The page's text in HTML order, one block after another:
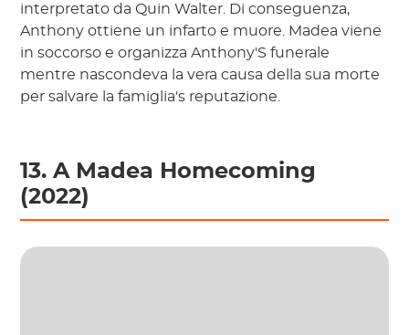
interpretato da Quin Walter. Di conseguenza,
Anthony ottiene un infarto e muore. Madea viene
in soccorso e organizza Anthony'S funerale
mentre nascondeva la vera causa della sua morte
per salvare la famiglia's reputazione.
13. A Madea Homecoming
(2022)